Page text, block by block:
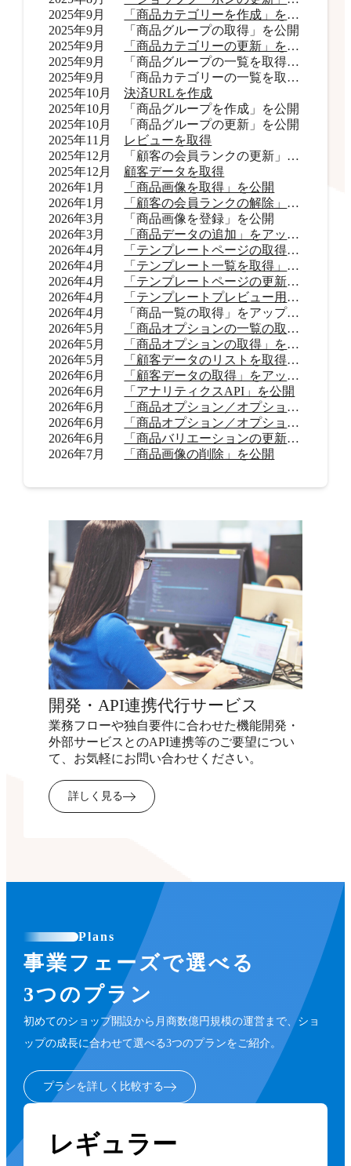
2025年9月
「商品カテゴリーを作成」を公開
2025年9月
「商品グループの取得」を公開
2025年9月
「商品カテゴリーの更新」を公開
2025年9月
「商品グループの一覧を取得」をアップデート
2025年9月
「商品カテゴリーの一覧を取得」をアップデート
2025年10月
決済URLを作成
2025年10月
「商品グループを作成」を公開
2025年10月
「商品グループの更新」を公開
2025年11月
レビューを取得
2025年12月
「顧客の会員ランクの更新」を公開
2025年12月
顧客データを取得
2026年1月
「商品画像を取得」を公開
2026年1月
「顧客の会員ランクの解除」を公開
2026年3月
「商品画像を登録」を公開
2026年3月
「商品データの追加」をアップデート
2026年4月
「テンプレートページの取得」を公開
2026年4月
「テンプレート一覧を取得」を公開
2026年4月
「テンプレートページの更新」を公開
2026年4月
「テンプレートプレビュー用URLを取得」を公開
2026年4月
「商品一覧の取得」をアップデート
2026年5月
「商品オプションの一覧の取得」をアップデート
2026年5月
「商品オプションの取得」を公開
2026年5月
「顧客データのリストを取得」をアップデート
2026年6月
「顧客データの取得」をアップデート
2026年6月
「アナリティクスAPI」を公開
2026年6月
「商品オプション／オプション値の追加（β）」を公開
2026年6月
「商品オプション／オプション値の削除（β）」を公開
2026年6月
「商品バリエーションの更新」を公開
2026年7月
「商品画像の削除」を公開
開発・API連携代行サービス
業務フローや独自要件に合わせた機能開発・
外部サービスとのAPI連携等のご要望につい
て、お気軽にお問い合わせください。
詳しく見る
Plans
事業フェーズで選べる
3つのプラン
初めてのショップ開設から月商数億円規模の運営まで、ショ
ップの成長に合わせて選べる3つのプランをご紹介。
プランを詳しく比較する
レギュラー